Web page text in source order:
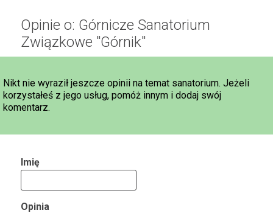
Opinie o: Górnicze Sanatorium
Związkowe "Górnik"
Nikt nie wyraził jeszcze opinii na temat sanatorium. Jeżeli
korzystałeś z jego usług, pomóż innym i dodaj swój
komentarz.
Imię
Opinia